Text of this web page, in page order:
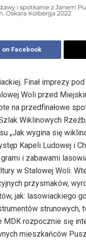
on Facebook
Finał imprezy
Woli przed
na przedfinałowe
Wiklinowych
„Jak wygina się
Kapeli Ludowej i
i zabawami
w Stalowej Woli.
przysmaków,
jak: lasowiackiego
strunowych,
MDK rozpocznie się
mieszkańców